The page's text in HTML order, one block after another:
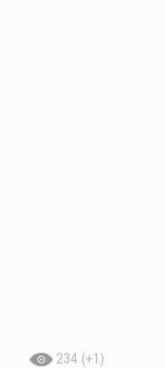
234 (+1)